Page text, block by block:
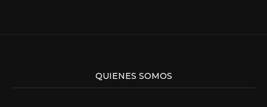
QUIENES SOMOS